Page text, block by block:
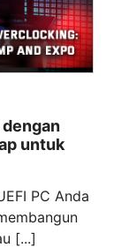
untuk
PC Anda
[...]